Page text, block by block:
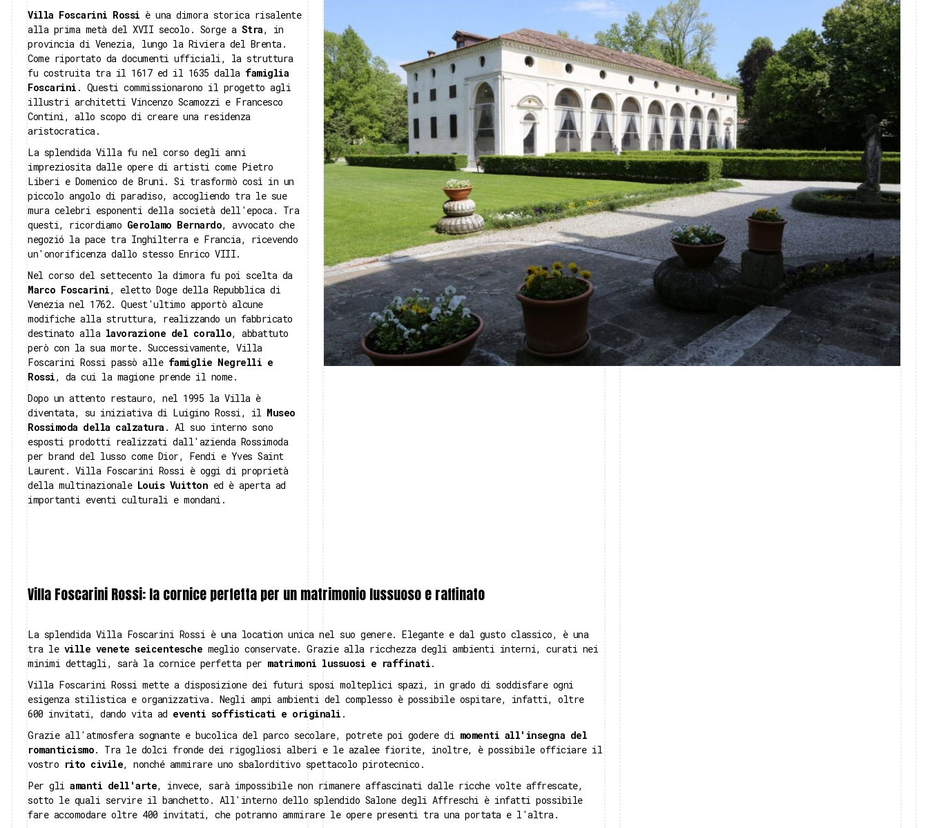
Villa Foscarini Rossi è una dimora storica risalente
alla prima metà del XVII secolo. Sorge a Stra, in
provincia di Venezia, lungo la Riviera del Brenta.
Come riportato da documenti ufficiali, la struttura
fu costruita tra il 1617 ed il 1635 dalla famiglia
Foscarini . Questi commissionarono il progetto agli
illustri architetti Vincenzo Scamozzi e Francesco
Contini, allo scopo di creare una residenza
aristocratica.
La splendida Villa fu nel corso degli anni
impreziosita dalle opere di artisti come Pietro
Liberi e Domenico de Bruni. Si trasformò così in un
piccolo angolo di paradiso, accogliendo tra le sue
mura celebri esponenti della società dell'epoca. Tra
questi, ricordiamo Gerolamo Bernardo, avvocato che
negozió la pace tra Inghilterra e Francia, ricevendo
un'onorificenza dallo stesso Enrico VIII.
Nel corso del settecento la dimora fu poi scelta da
Marco Foscarini, eletto Doge della Repubblica di
Venezia nel 1762. Quest'ultimo apportò alcune
modifiche alla struttura, realizzando un fabbricato
destinato alla lavorazione del corallo, abbattuto
però con la sua morte. Successivamente, Villa
Foscarini Rossi passò alle famiglie Negrelli e
Rossi, da cui la magione prende il nome.
Dopo un attento restauro, nel 1995 la Villa è
diventata, su iniziativa di Luigino Rossi, il Museo
Rossimoda della calzatura . Al suo interno sono
esposti prodotti realizzati dall'azienda Rossimoda
per brand del lusso come Dior, Fendi e Yves Saint
Laurent. Villa Foscarini Rossi è oggi di proprietà
della multinazionale Louis Vuitton ed è aperta ad
importanti eventi culturali e mondani.
Villa Foscarini Rossi: la cornice perfetta per un matrimonio lussuoso e raffinato
La splendida Villa Foscarini Rossi è una location unica nel suo genere. Elegante e dal gusto classico, è una
tra le ville venete seicentesche meglio conservate. Grazie alla ricchezza degli ambienti interni, curati nei
minimi dettagli, sarà la cornice perfetta per matrimoni lussuosi e raffinati.
Villa Foscarini Rossi mette a disposizione dei futuri sposi molteplici spazi, in grado di soddisfare ogni
esigenza stilistica e organizzativa. Negli ampi ambienti del complesso è possibile ospitare, infatti, oltre
600 invitati, dando vita ad eventi soffisticati e originali .
Grazie all'atmosfera sognante e bucolica del parco secolare, potrete poi godere di momenti all'insegna del
romanticismo. Tra le dolci fronde dei rigogliosi alberi e le azalee fiorite, inoltre, è possibile officiare il
vostro rito civile, nonché ammirare uno sbalorditivo spettacolo pirotecnico.
Per gli amanti dell'arte, invece, sarà impossibile non rimanere affascinati dalle ricche volte affrescate,
sotto le quali servire il banchetto. All'interno dello splendido Salone degli Affreschi è infatti possibile
fare accomodare oltre 400 invitati, che potranno ammirare le opere presenti tra una portata e l'altra.